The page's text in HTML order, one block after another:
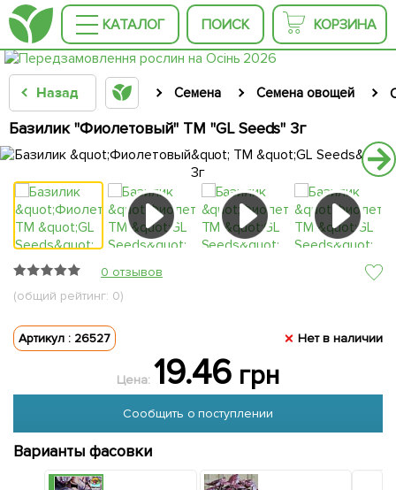
КАТАЛОГ ПОИСК КОРЗИНА
Назад Семена Семена овощей
Базилик "Фиолетовый" ТМ "GL Seeds" 3г
0 отзывов
(общий рейтинг: 0)
Артикул : 26527 Нет в наличии
Цена: 19.46грн
Сообщить о поступлении
Варианты фасовки